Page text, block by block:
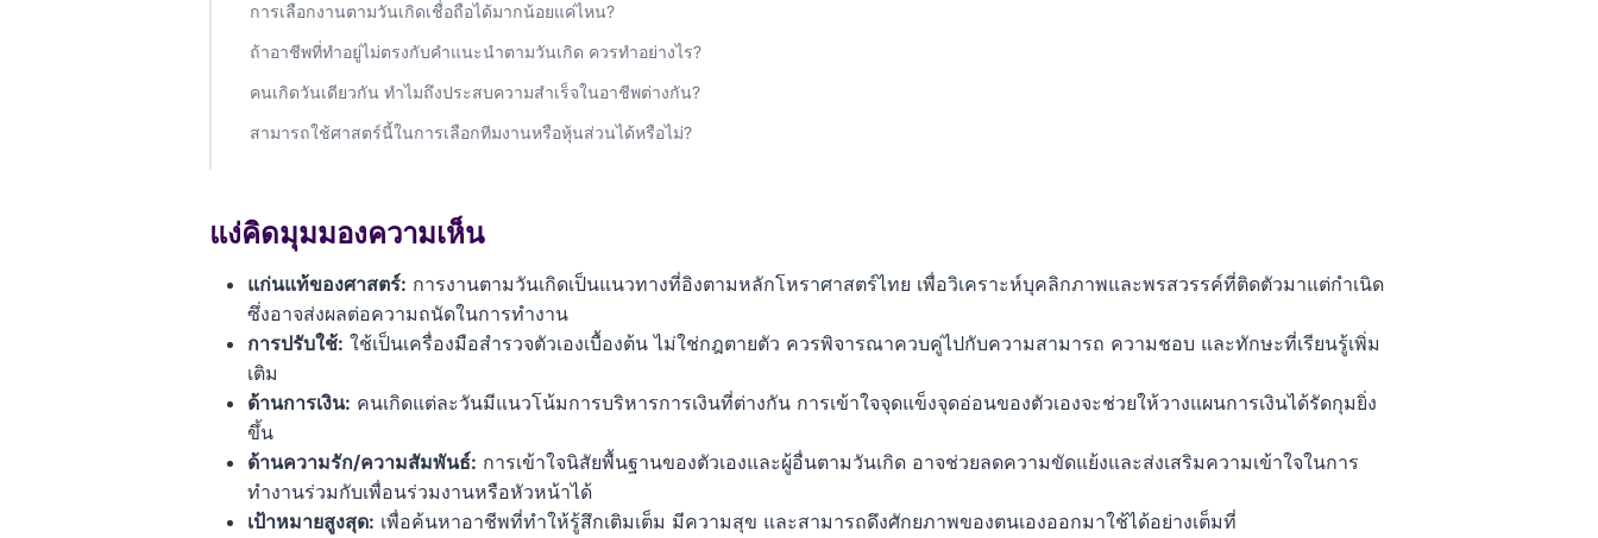
การเลือกงานตามวันเกิดเชื่อถือได้มากน้อยแค่ไหน?
ถ้าอาชีพที่ทำอยู่ไม่ตรงกับคำแนะนำตามวันเกิด ควรทำอย่างไร?
คนเกิดวันเดียวกัน ทำไมถึงประสบความสำเร็จในอาชีพต่างกัน?
สามารถใช้ศาสตร์นี้ในการเลือกทีมงานหรือหุ้นส่วนได้หรือไม่?
แง่คิดมุมมองความเห็น
แก่นแท้ของศาสตร์: การงานตามวันเกิดเป็นแนวทางที่อิงตามหลักโหราศาสตร์ไทย เพื่อวิเคราะห์บุคลิกภาพและพรสวรรค์ที่ติดตัวมาแต่กำเนิด
ซึ่งอาจส่งผลต่อความถนัดในการทำงาน
การปรับใช้: ใช้เป็นเครื่องมือสำรวจตัวเองเบื้องต้น ไม่ใช่กฎตายตัว ควรพิจารณาควบคู่ไปกับความสามารถ ความชอบ และทักษะที่เรียนรู้เพิ่ม
เติม
ด้านการเงิน: คนเกิดแต่ละวันมีแนวโน้มการบริหารการเงินที่ต่างกัน การเข้าใจจุดแข็งจุดอ่อนของตัวเองจะช่วยให้วางแผนการเงินได้รัดกุมยิ่ง
ขึ้น
ด้านความรัก/ความสัมพันธ์: การเข้าใจนิสัยพื้นฐานของตัวเองและผู้อื่นตามวันเกิด อาจช่วยลดความขัดแย้งและส่งเสริมความเข้าใจในการ
ทำงานร่วมกับเพื่อนร่วมงานหรือหัวหน้าได้
เป้าหมายสูงสุด: เพื่อค้นหาอาชีพที่ทำให้รู้สึกเติมเต็ม มีความสุข และสามารถดึงศักยภาพของตนเองออกมาใช้ได้อย่างเต็มที่